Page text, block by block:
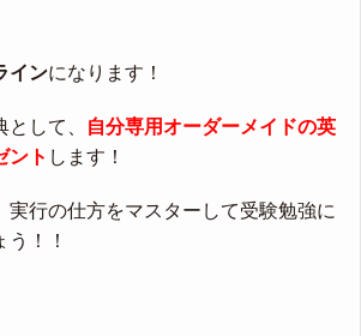
インになります！
して、
自分専用オーダーメイドの英
ント します！
実行の仕方をマスターして受験勉強に
！！